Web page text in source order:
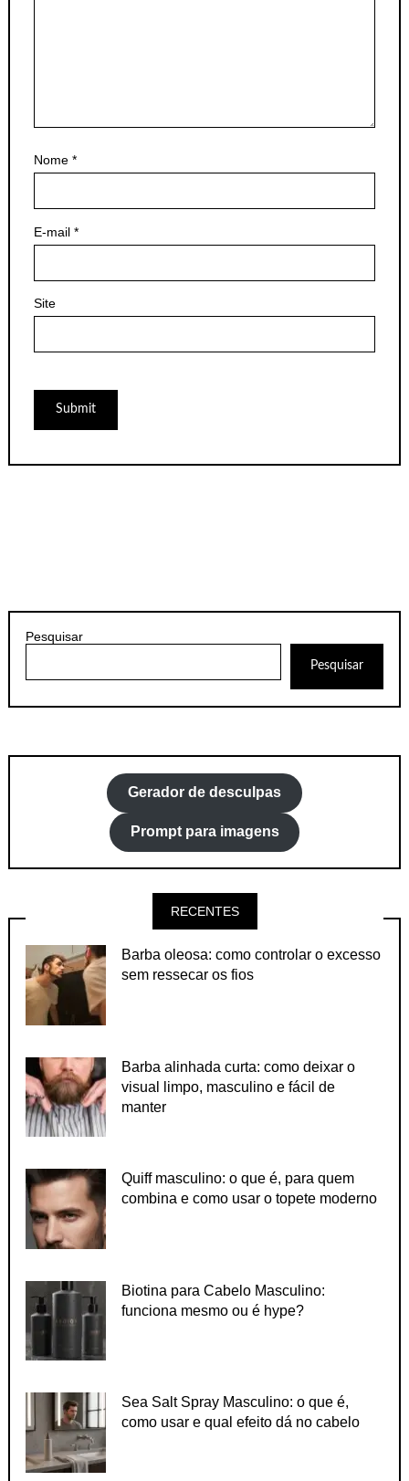
Nome *
E-mail *
Site
Pesquisar
Pesquisar
Gerador de desculpas
Prompt para imagens
RECENTES
Barba oleosa: como controlar o excesso
sem ressecar os fios
Barba alinhada curta: como deixar o
visual limpo, masculino e fácil de
manter
Quiff masculino: o que é, para quem
combina e como usar o topete moderno
Biotina para Cabelo Masculino:
funciona mesmo ou é hype?
Sea Salt Spray Masculino: o que é,
como usar e qual efeito dá no cabelo